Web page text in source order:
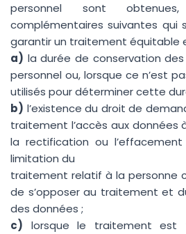
personnel sont
complémentaires suivantes qui
garantir un traitement équitable
a) la durée de conservation
personnel ou, lorsque ce n’est
utilisés pour déterminer cette
b) l’existence du droit de
traitement l’accès aux données
la rectification ou
limitation du
traitement relatif à la personne
de s’opposer au traitement et
des données ;
c) lorsque le traitement est